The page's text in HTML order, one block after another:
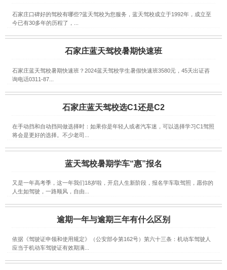
石家庄口碑好的驾校有哪些?蓝天驾校为您服务，蓝天驾校成立于1992年，成立至
今已有30多年的历程了，...
石家庄蓝天驾校暑期快速班
石家庄蓝天驾校暑期快速班？2024蓝天驾校学生暑假快速班3580元，45天出证咨
询电话0311-87...
石家庄蓝天驾校选C1还是C2
在手动挡和自动挡间做选择时：如果你是年轻人或者汽车迷，可以选择学习C1驾照
将会是更好的选择。不少老司...
蓝天驾校暑期学车“惠”报名
又是一年高考季，这一年我们18岁啦，开启人生新阶段，报名学车取驾照，愿你的
人生如驾驶，一路顺风，自由...
逾期一年与逾期三年有什么区别
依据《驾驶证申领和使用规定》（公安部令第162号）第六十三条：机动车驾驶人
应当于机动车驾驶证有效期满...